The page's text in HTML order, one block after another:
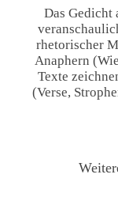
Das Gedicht
rhetorischer
Anaphern
Texte
(Verse,